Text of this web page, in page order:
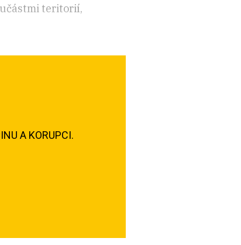
teritorií,
A KORUPCI.